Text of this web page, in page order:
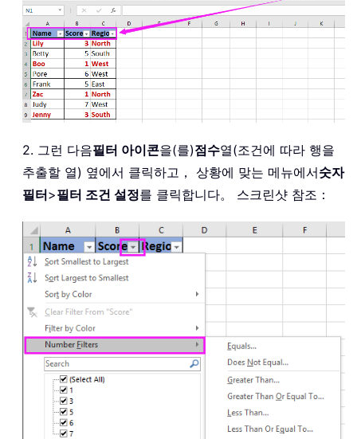
2. 그런 다음필터 아이콘을(를)점수열(조건에 따라 행을
추출할 열) 옆에서 클릭하고， 상황에 맞는 메뉴에서숫자
필터>필터 조건 설정를 클릭합니다。 스크린샷 참조：